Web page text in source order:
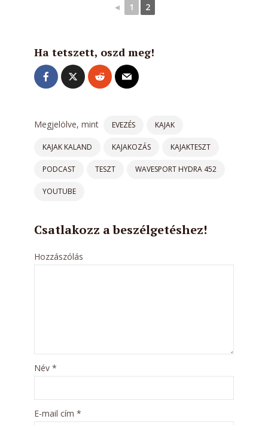
◄ 1 2
Ha tetszett, oszd meg!
Megjelölve, mint EVEZÉS KAJAK
KAJAK KALAND KAJAKOZÁS KAJAKTESZT
PODCAST TESZT WAVESPORT HYDRA 452
YOUTUBE
Csatlakozz a beszélgetéshez!
Hozzászólás
Név *
E-mail cím *